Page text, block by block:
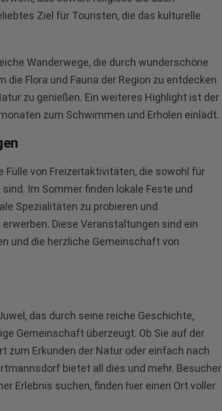
Ziel für Touristen, die das kulturelle
Wanderwege, die durch wunderschöne
Flora und Fauna der Region zu entdecken
zu genießen. Ein weiteres Highlight ist der
zum Schwimmen und Erholen einlädt.
von Freizeitaktivitäten, die sowohl für
Im Sommer finden lokale Feste und
Spezialitäten zu probieren und
Diese Veranstaltungen sind ein
und die herzliche Gemeinschaft von
das durch seine reiche Geschichte,
Gemeinschaft überzeugt. Ob Sie auf der
zum Erkunden der Natur oder einfach nach
bietet all dies und mehr. Besucher
Erlebnis suchen, finden hier einen Ort voller